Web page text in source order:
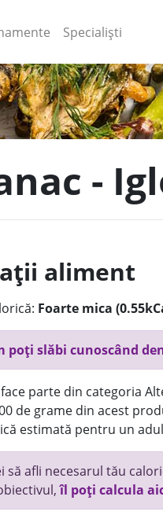
Specialiști
-
aliment
Foarte mica
poți slăbi cunoscând
parte din categoria
de grame din acest
estimată pentru un
să afli necesarul tău
îl poți calcula